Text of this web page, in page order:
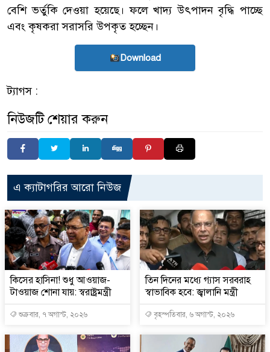
বেশি ভর্তুকি দেওয়া হয়েছে। ফলে খাদ্য উৎপাদন বৃদ্ধি পাচ্ছে
এবং কৃষকরা সরাসরি উপকৃত হচ্ছেন।
Download
ট্যাগস :
নিউজটি শেয়ার করুন
এ ক্যাটাগরির আরো নিউজ
কিসের হাসিনা! শুধু আওয়াজ-
টাওয়াজ শোনা যায়: স্বরাষ্ট্রমন্ত্রী
শুক্রবার, ৭ অগাস্ট, ২০২৬
তিন দিনের মধ্যে গ্যাস সরবরাহ
স্বাভাবিক হবে: জ্বালানি মন্ত্রী
বৃহস্পতিবার, ৬ অগাস্ট, ২০২৬